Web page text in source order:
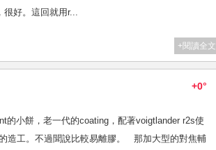
很好。這回就用r...
+閱讀全文
+0°
小餅，老一代的coating，配著voigtlander r2s使
造工。不過聞說比較易離膠。 那加大型的對焦輔